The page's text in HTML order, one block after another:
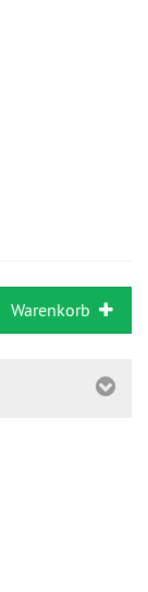
Warenkorb